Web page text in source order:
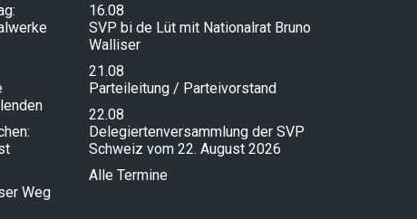
Weg
16.08
SVP bi de Lüt mit Nationalrat Bruno
Walliser
21.08
Parteileitung / Parteivorstand
22.08
Delegiertenversammlung der SVP
Schweiz vom 22. August 2026
Alle Termine